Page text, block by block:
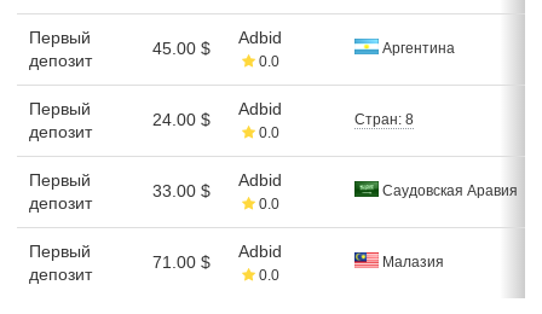
Первый
депозит
45.00 $
Adbid
0.0
Аргентина
Первый
депозит
24.00 $
Adbid
0.0
Стран: 8
Первый
депозит
33.00 $
Adbid
0.0
Саудовская Аравия
Первый
депозит
71.00 $
Adbid
0.0
Малазия